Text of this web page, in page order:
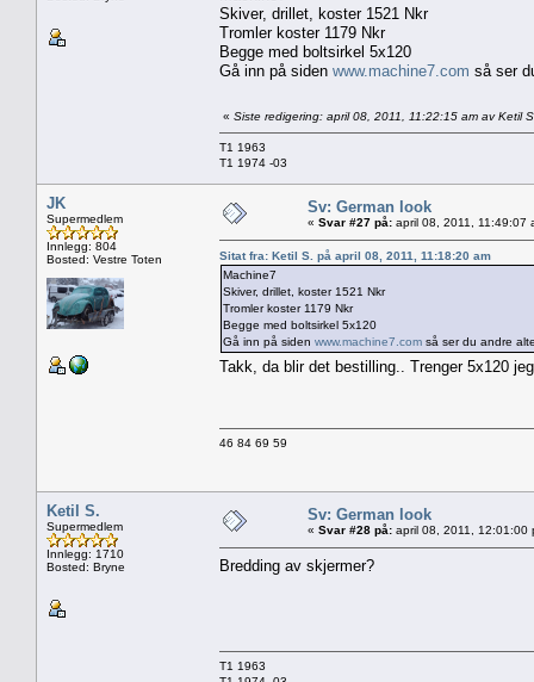
Skiver, drillet, koster 1521 Nkr
Tromler koster 1179 Nkr
Begge med boltsirkel 5x120
Gå inn på siden www.machine7.com så ser
« Siste redigering: april 08, 2011, 11:22:15 am av Ketil
T1 1963
T1 1974 -03
JK
Supermedlem
Innlegg: 804
Bosted: Vestre Toten
Sv: German look
« Svar #27 på: april 08, 2011, 11:49:07
Sitat fra: Ketil S. på april 08, 2011, 11:18:20 am
Machine7
Skiver, drillet, koster 1521 Nkr
Tromler koster 1179 Nkr
Begge med boltsirkel 5x120
Gå inn på siden www.machine7.com så ser du andre
Takk, da blir det bestilling.. Trenger 5x120
46 84 69 59
Ketil S.
Supermedlem
Innlegg: 1710
Bosted: Bryne
Sv: German look
« Svar #28 på: april 08, 2011, 12:01:00
Bredding av skjermer?
T1 1963